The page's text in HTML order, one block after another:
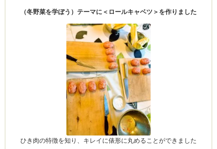
（冬野菜を学ぼう）テーマに＜ロールキャベツ＞を作りました
ひき肉の特徴を知り、キレイに俵形に丸めることができました